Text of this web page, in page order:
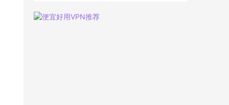
ess节点